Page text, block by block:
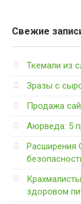
Свежие
Ткемали из
Зразы с
Продажа
Аюрведа: 5
Расширения
здоровом